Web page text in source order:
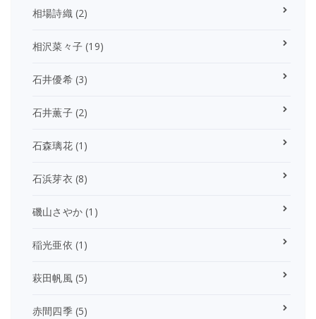
相場詩織(2)
相沢菜々子 (19)
石井優希(3)
石井薫子(2)
石森璃花(1)
石浜芽衣 (8)
磯山さやか (1)
稲光亜依 (1)
萩田帆風(5)
赤間四季(5)